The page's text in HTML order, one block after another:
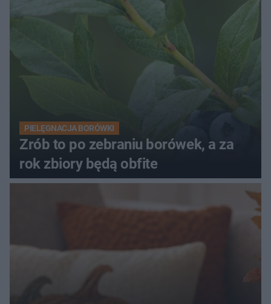
PIELĘGNACJA BORÓWKI
Zrób to po zebraniu borówek, a za
rok zbiory będą obfite